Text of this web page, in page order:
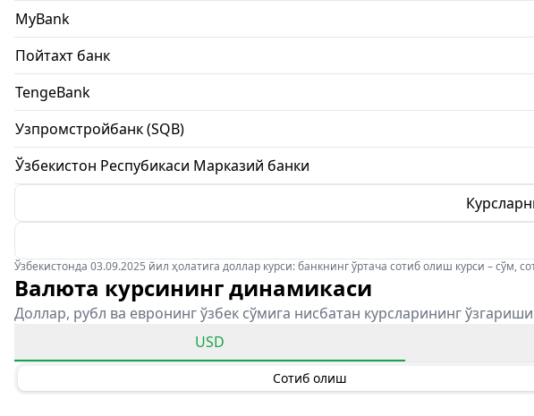
MyBank
Пойтахт банк
TengeBank
Узпромстройбанк (SQB)
Ўзбекистон Респубикаси Марказий банки
Ўзбекистонда 03.09.2025 йил ҳолатига доллар курси: банкнинг ўртача сотиб олиш курси – сўм,
Валюта курсининг динамикаси
Доллар, рубл ва евронинг ўзбек сўмига нисбатан курсларининг
USD
Сотиб олиш